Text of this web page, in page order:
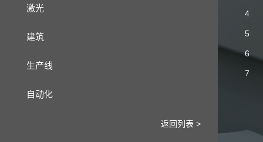
激光
建筑
生产线
自动化
4
5
6
7
返回列表 >